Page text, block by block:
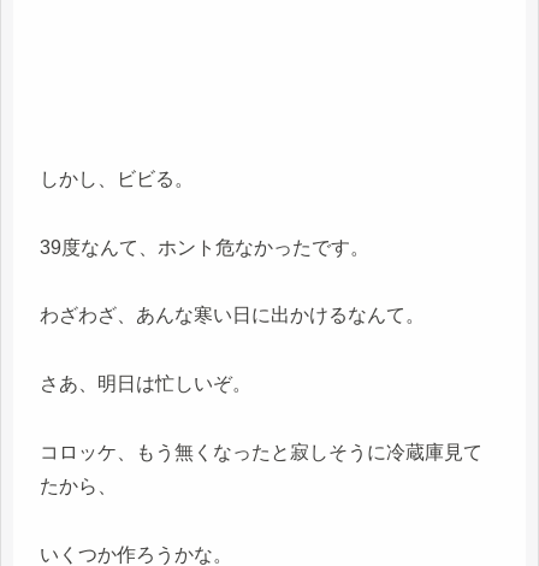
しかし、ビビる。
39度なんて、ホント危なかったです。
わざわざ、あんな寒い日に出かけるなんて。
さあ、明日は忙しいぞ。
コロッケ、もう無くなったと寂しそうに冷蔵庫見て
たから、
いくつか作ろうかな。